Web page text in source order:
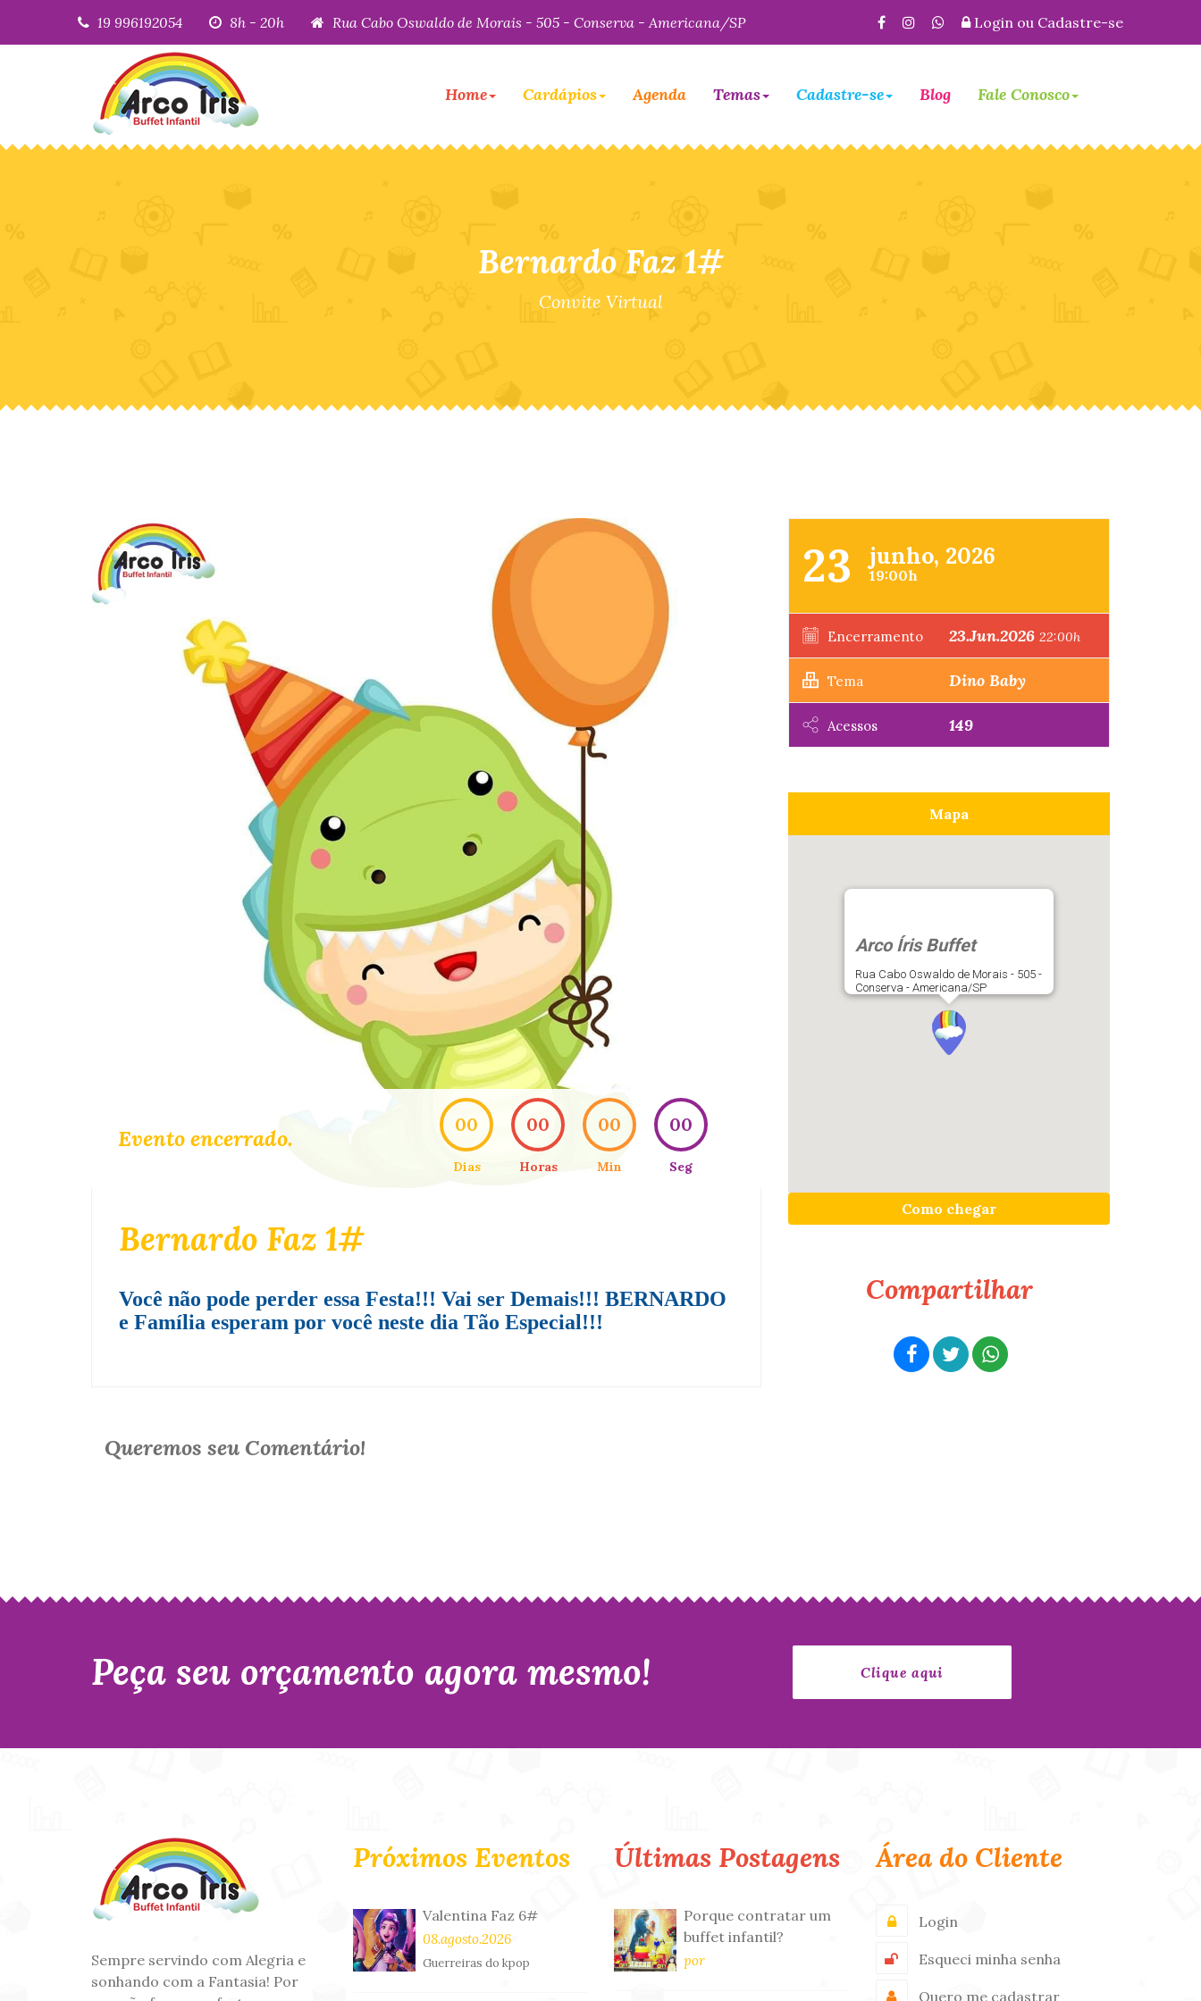
19 996192054 8h - 20h Rua Cabo Oswaldo de Morais - 505 - Conserva - Americana/SP Login ou Cadastre-se
Home Cardápios Agenda Temas Cadastre-se Blog Fale Conosco
Bernardo Faz 1#
Convite Virtual
Evento encerrado.
00
Dias
00
Horas
00
Min
00
Seg
Bernardo Faz 1#
Você não pode perder essa Festa!!! Vai ser Demais!!! BERNARDO
e Família esperam por você neste dia Tão Especial!!!
Queremos seu Comentário!
23 junho, 2026
19:00h
Encerramento 23.Jun.2026 22:00h
Tema Dino Baby
Acessos 149
Mapa
Arco Íris Buffet
Rua Cabo Oswaldo de Morais - 505 -
Conserva - Americana/SP
Como chegar
Compartilhar
Peça seu orçamento agora mesmo!
Sempre servindo com Alegria e
sonhando com a Fantasia! Por
Próximos Eventos
Valentina Faz 6#
08.agosto.2026
Guerreiras do kpop
Últimas Postagens
Porque contratar um
buffet infantil?
por
Área do Cliente
Login
Esqueci minha senha
Quero me cadastrar